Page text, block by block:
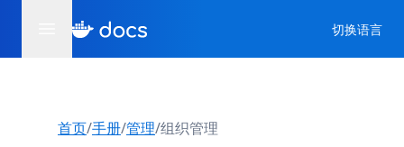
切换语言
首页/手册/管理/组织管理